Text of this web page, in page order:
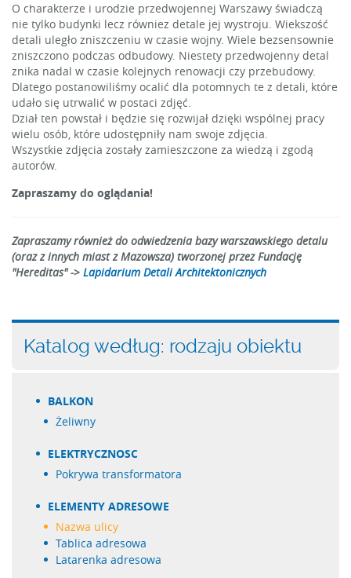
O charakterze i urodzie przedwojennej Warszawy świadczą
nie tylko budynki lecz równiez detale jej wystroju. Wiekszość
detali uległo zniszczeniu w czasie wojny. Wiele bezsensownie
zniszczono podczas odbudowy. Niestety przedwojenny detal
znika nadal w czasie kolejnych renowacji czy przebudowy.
Dlatego postanowiliśmy ocalić dla potomnych te z detali, które
udało się utrwalić w postaci zdjęć.
Dział ten powstał i będzie się rozwijał dzięki wspólnej pracy
wielu osób, które udostępniły nam swoje zdjęcia.
Wszystkie zdjęcia zostały zamieszczone za wiedzą i zgodą
autorów.
Zapraszamy do oglądania!
Zapraszamy również do odwiedzenia bazy warszawskiego detalu
(oraz z innych miast z Mazowsza) tworzonej przez Fundację
"Hereditas" -> Lapidarium Detali Architektonicznych
Katalog według: rodzaju obiektu
BALKON
żeliwny
ELEKTRYCZNOSC
Pokrywa transformatora
ELEMENTY ADRESOWE
nazwa ulicy
tablica adresowa
latarenka adresowa